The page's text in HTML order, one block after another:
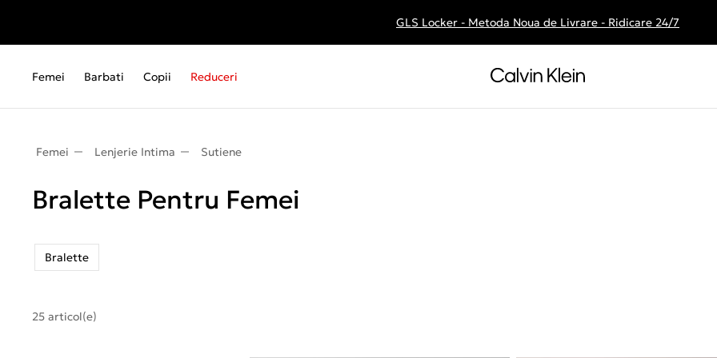
Livrare gratuita la comenzile de peste 250 RON
GLS Locker - Metoda Noua de Livrare - Ridicare 24/7
Femei Barbati Copii Reduceri
Femei Lenjerie Intima Sutiene
Bralette Pentru Femei
Bralette
25 articol(e)